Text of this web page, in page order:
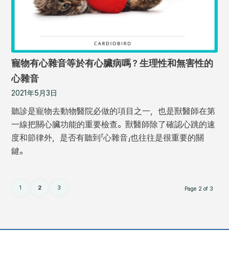
寵物有心雜音等於有心臟病嗎？生理性和無害性的
心雜音
2021年5月3日
聽診是寵物去動物醫院必做的項目之一，也是獸醫師在第
一線把關心臟功能的重要檢查。獸醫師除了確認心跳的速
度和節律外，是否有聽到「心雜音」也往往是很重要的關
鍵。
Page 2 of 3
1 2 3